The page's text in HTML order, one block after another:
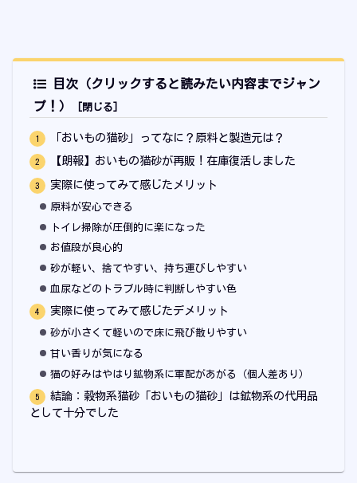
目次（クリックすると読みたい内容までジャン
プ！）
「おいもの猫砂」ってなに？原料と製造元は？
【朗報】おいもの猫砂が再販！在庫復活しました
実際に使ってみて感じたメリット
原料が安心できる
トイレ掃除が圧倒的に楽になった
お値段が良心的
砂が軽い、捨てやすい、持ち運びしやすい
血尿などのトラブル時に判断しやすい色
実際に使ってみて感じたデメリット
砂が小さくて軽いので床に飛び散りやすい
甘い香りが気になる
猫の好みはやはり鉱物系に軍配があがる（個人差あり）
結論：穀物系猫砂「おいもの猫砂」は鉱物系の代用品
として十分でした